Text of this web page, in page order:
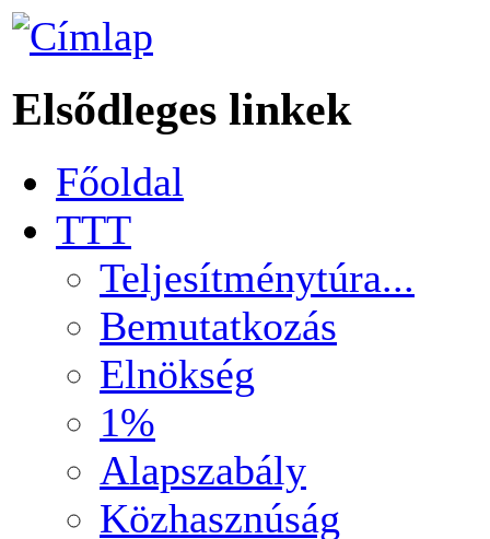
Elsődleges linkek
Főoldal
TTT
Teljesítménytúra...
Bemutatkozás
Elnökség
1%
Alapszabály
Közhasznúság